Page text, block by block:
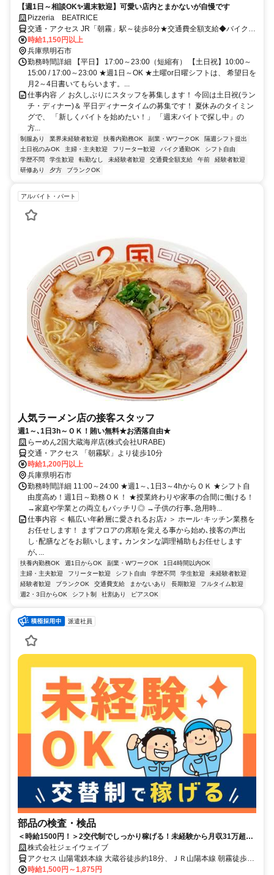
【週1日～相談OK✨週末歓迎】可愛い店内とまかないが自慢です
Pizzeria BEATRICE
交通・アクセス JR「朝霧」駅～徒歩8分★交通費全額支給◆バイク通
勤ok
時給1,150円以上
兵庫県明石市
勤務時間詳細 【平日】 17:00～23:00（短縮有） 【土日祝】10:00～
15:00 / 17:00～23:00 ★週1日～OK ★土曜or日曜シフトは、 希望日を
月2～4日書いてもらいます。...
仕事内容 ／ お久しぶりにスタッフを募集します！ 今回は土日祝(ラン
チ・ディナー)＆ 平日ディナータイムの募集です！ 夏休みのタイミン
グで、 「新しくバイトを始めたい！」 「週末バイトで探し中」の
方...
制服あり 業界未経験者歓迎 扶養内勤務OK 副業・WワークOK
隔週シフト提出
土日祝のみOK
主婦・主夫歓迎 フリーター歓迎 バイク通勤OK
シフト自由
学歴不問
学生歓迎 転勤なし 未経験者歓迎 交通費全額支給 午前
経験者歓迎
研修あり
夕方 ブランクOK
アルバイト・パート
人気ラーメン店の接客スタッフ
週1～､1日3h～ＯＫ！賄い無料★お洒落自由★
らーめん2国大蔵海岸店(株式会社URABE)
交通・アクセス 「朝霧駅」より徒歩10分
時給1,200円以上
兵庫県明石市
勤務時間詳細 11:00～24:00 ★週1～､1日3～4hからＯＫ ★シフト自
由度高め！週1日～勤務ＯＫ！ ★授業終わりや家事の合間に働ける！
→家庭や学業との両立もバッチリ◎ →子供の行事､急用時...
仕事内容 ＜ 幅広い年齢層に愛されるお店♪ ＞ ホール･キッチン業務を
お任せします！ まずフロアの席順を覚える事から始め､接客の声出
し･配膳などをお願いします｡ カンタンな調理補助もお任せします
が､...
扶養内勤務OK 週1日からOK 副業・WワークOK
1日4時間以内OK
主婦・主夫歓迎
フリーター歓迎 シフト自由 学歴不問 学生歓迎
未経験者歓迎
経験者歓迎
ブランクOK 交通費支給 まかないあり 長期歓迎
フルタイム歓迎
週2・3日からOK
シフト制 社割あり ピアスOK
派遣社員
部品の検査・検品
＜時給1500円！＞2交代制でしっかり稼げる！未経験から月収31万超え
目指せる！
株式会社ジェイウェイブ
アクセス 山陽電鉄本線 大蔵谷徒歩約18分、ＪＲ山陽本線 朝霧徒歩約
25分、山陽電鉄本線 人丸前徒歩約25分 JR「朝霧」から徒歩25分
時給1,500円～1,875円